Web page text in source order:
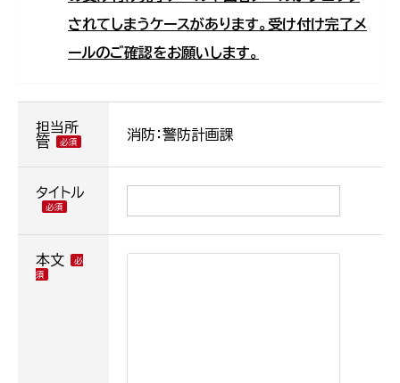
されてしまうケースがあります。受け付け完了メ
ールのご確認をお願いします。
担当所
管
消防：警防計画課
タイトル
本文